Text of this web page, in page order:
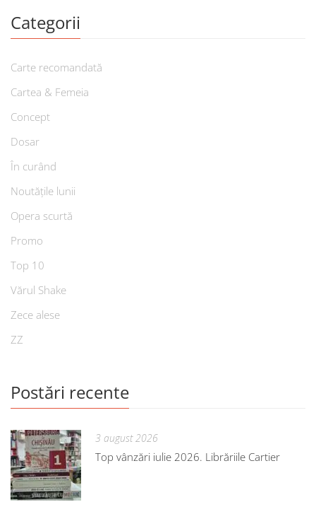
Categorii
Carte recomandată
Cartea & Femeia
Concept
Dosar
În curând
Noutățile lunii
Opera scurtă
Promo
Top 10
Vărul Shake
Zece alese
ZZ
Postări recente
3 august 2026
Top vânzări iulie 2026. Librăriile Cartier